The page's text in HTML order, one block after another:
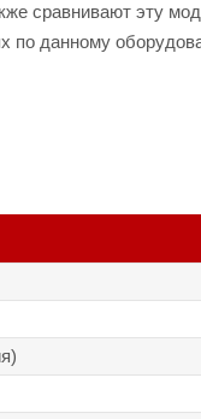
сравнивают эту
по данному